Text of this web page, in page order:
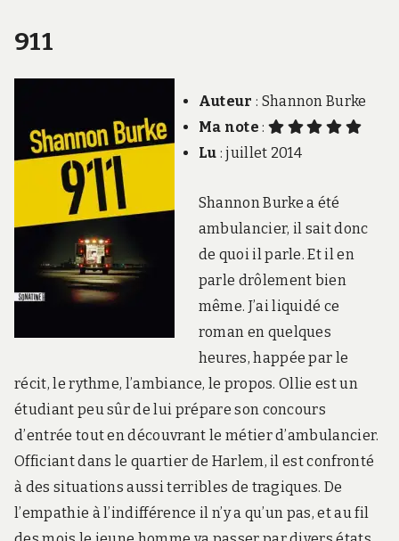
911
Auteur : Shannon Burke
Ma note :
Lu : juillet 2014
Shannon Burke a été
ambulancier, il sait donc
de quoi il parle. Et il en
parle drôlement bien
même. J’ai liquidé ce
roman en quelques
heures, happée par le
récit, le rythme, l’ambiance, le propos. Ollie est un
étudiant peu sûr de lui prépare son concours
d’entrée tout en découvrant le métier d’ambulancier.
Officiant dans le quartier de Harlem, il est confronté
à des situations aussi terribles de tragiques. De
l’empathie à l’indifférence il n’y a qu’un pas, et au fil